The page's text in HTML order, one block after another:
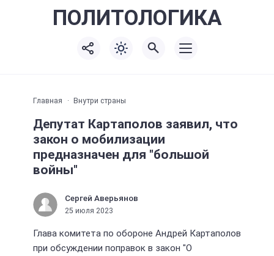
ПОЛИТОЛОГИКА
Главная Внутри страны
Депутат Картаполов заявил, что
закон о мобилизации
предназначен для "большой
войны"
Сергей Аверьянов
25 июля 2023
Глава комитета по обороне Андрей Картаполов
при обсуждении поправок в закон "О